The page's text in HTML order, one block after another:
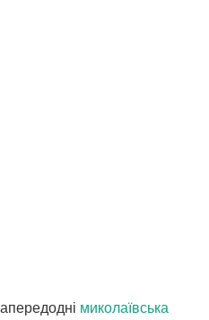
миколаївська